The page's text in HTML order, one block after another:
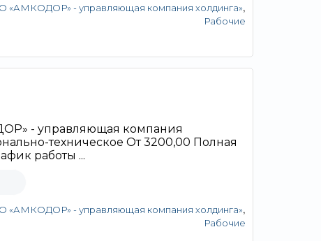
«АМКОДОР» - управляющая компания холдинга»,
Рабочие
- управляющая компания
техническое От 3200,00 Полная
работы ...
«АМКОДОР» - управляющая компания холдинга»,
Рабочие